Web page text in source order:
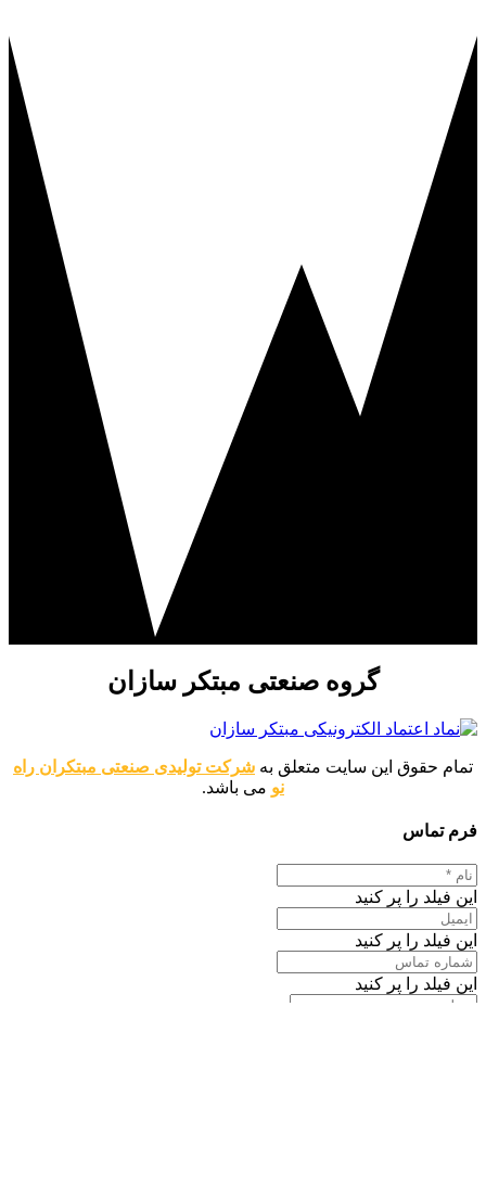
گروه صنعتی مبتکر سازان
تمام حقوق این سایت متعلق به شرکت تولیدی صنعتی مبتکران راه
نو می باشد.
فرم تماس
این فیلد را پر کنید
این فیلد را پر کنید
این فیلد را پر کنید